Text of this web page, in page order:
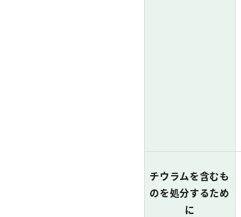
チウラムを含むも
のを処分するため
に